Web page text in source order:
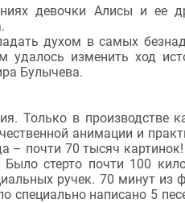
девочки Алисы и ее
духом в самых
удалось изменить ход
Булычева.
Только в производстве
анимации и
– почти 70 тысяч
стерто почти 100
ручек. 70 минут из
специально написано 5